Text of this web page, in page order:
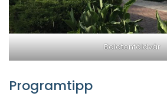
Balatonföldvár
Programtipp